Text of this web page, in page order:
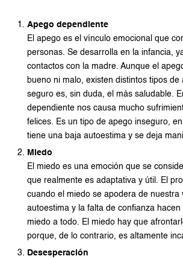
Apego dependiente
El apego es el vínculo emocional que
personas. Se desarrolla en la infancia,
contactos con la madre. Aunque el
bueno ni malo, existen distintos tipos de
seguro es, sin duda, el más saludable.
dependiente nos causa mucho
felices. Es un tipo de apego inseguro,
tiene una baja autoestima y se deja
Miedo
El miedo es una emoción que se
que realmente es adaptativa y útil. El
cuando el miedo se apodera de nuestra
autoestima y la falta de confianza
miedo a todo. El miedo hay que
porque, de lo contrario, es altamente
Desesperación